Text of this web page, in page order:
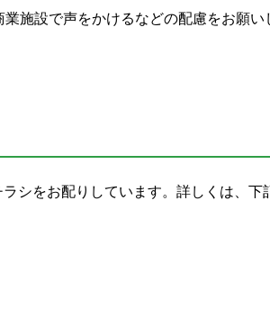
施設で声をかけるなどの配慮をお願い
シをお配りしています。詳しくは、下